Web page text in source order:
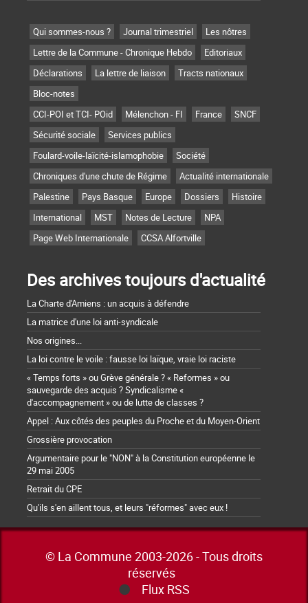
Qui sommes-nous ? Journal trimestriel
Les nôtres
Lettre de la Commune - Chronique Hebdo
Editoriaux
Déclarations
La lettre de liaison
Tracts nationaux
Bloc-notes
CCI-POI et TCI- POid
Mélenchon - FI France
SNCF
Sécurité sociale
Services publics
Foulard-voile-laïcité-islamophobie
Société
Chroniques d'une chute de Régime
Actualité internationale
Palestine
Pays Basque Europe Dossiers
Histoire
International
MST Notes de Lecture
NPA
Page Web Internationale
CCSA Alfortville
Des archives toujours d'actualité
La Charte d'Amiens : un acquis à défendre
La matrice d'une loi anti-syndicale
Nos origines...
La loi contre le voile : fausse loi laïque, vraie loi raciste
« Temps forts » ou Grève générale ? « Reformes » ou
sauvegarde des acquis ? Syndicalisme «
d'accompagnement » ou de lutte de classes ?
Appel : Aux côtés des peuples du Proche et du Moyen-Orient
Grossière provocation
Argumentaire pour le "NON" à la Constitution européenne le
29 mai 2005
Retrait du CPE
Qu'ils s'en aillent tous, et leurs "réformes" avec eux !
© La Commune 2003-2026 - Tous droits
réservés
Flux RSS